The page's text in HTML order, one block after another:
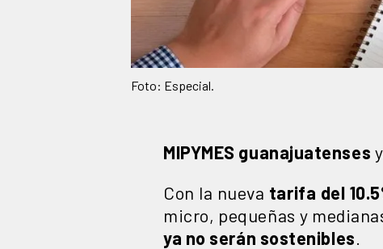
Foto: Especial.
MIPYMES guanajuatenses
Con la nueva tarifa del
micro, pequeñas y
ya no serán sostenibles